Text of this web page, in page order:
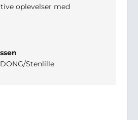
oplevelser med
DONG/Stenlille